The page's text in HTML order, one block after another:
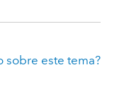
sobre este tema?